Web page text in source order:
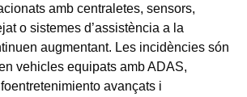
amb centraletes, sensors,
o sistemes d’assistència a la
augmentant. Les incidències són
vehicles equipats amb ADAS,
avançats i